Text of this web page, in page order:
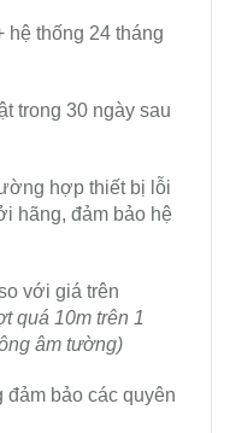
hệ thống 24 tháng
trong 30 ngày sau
hợp thiết bị lỗi
hãng, đảm bảo hệ
với giá trên
quá 10m trên 1
âm tường)
bảo các quyên